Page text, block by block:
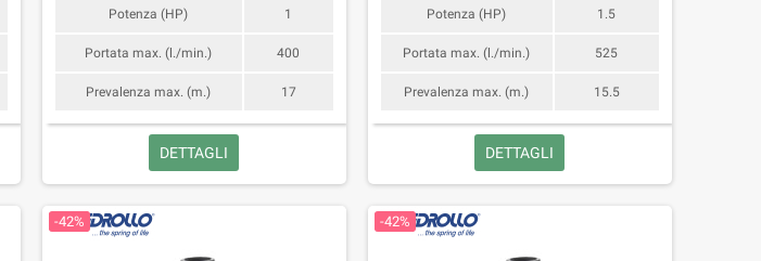
Potenza (HP) 1
Portata max. (l./min.) 400
Prevalenza max. (m.) 17
DETTAGLI
Potenza (HP) 1.5
Portata max. (l./min.) 525
Prevalenza max. (m.) 15.5
DETTAGLI
-42% -42%